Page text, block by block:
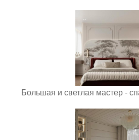
Большая и светлая мастер -